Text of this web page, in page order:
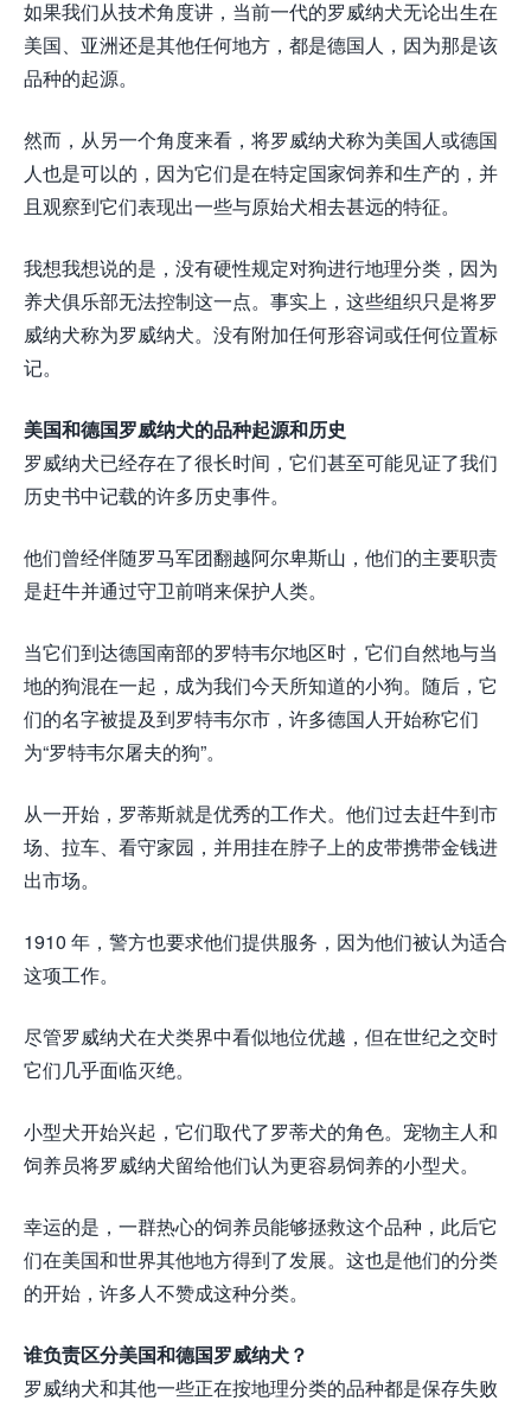
如果我们从技术角度讲，当前一代的罗威纳犬无论出生在
美国、亚洲还是其他任何地方，都是德国人，因为那是该
品种的起源。
然而，从另一个角度来看，将罗威纳犬称为美国人或德国
人也是可以的，因为它们是在特定国家饲养和生产的，并
且观察到它们表现出一些与原始犬相去甚远的特征。
我想我想说的是，没有硬性规定对狗进行地理分类，因为
养犬俱乐部无法控制这一点。事实上，这些组织只是将罗
威纳犬称为罗威纳犬。没有附加任何形容词或任何位置标
记。
美国和德国罗威纳犬的品种起源和历史
罗威纳犬已经存在了很长时间，它们甚至可能见证了我们
历史书中记载的许多历史事件。
他们曾经伴随罗马军团翻越阿尔卑斯山，他们的主要职责
是赶牛并通过守卫前哨来保护人类。
当它们到达德国南部的罗特韦尔地区时，它们自然地与当
地的狗混在一起，成为我们今天所知道的小狗。随后，它
们的名字被提及到罗特韦尔市，许多德国人开始称它们
为“罗特韦尔屠夫的狗”。
从一开始，罗蒂斯就是优秀的工作犬。他们过去赶牛到市
场、拉车、看守家园，并用挂在脖子上的皮带携带金钱进
出市场。
1910 年，警方也要求他们提供服务，因为他们被认为适合
这项工作。
尽管罗威纳犬在犬类界中看似地位优越，但在世纪之交时
它们几乎面临灭绝。
小型犬开始兴起，它们取代了罗蒂犬的角色。宠物主人和
饲养员将罗威纳犬留给他们认为更容易饲养的小型犬。
幸运的是，一群热心的饲养员能够拯救这个品种，此后它
们在美国和世界其他地方得到了发展。这也是他们的分类
的开始，许多人不赞成这种分类。
谁负责区分美国和德国罗威纳犬？
罗威纳犬和其他一些正在按地理分类的品种都是保存失败